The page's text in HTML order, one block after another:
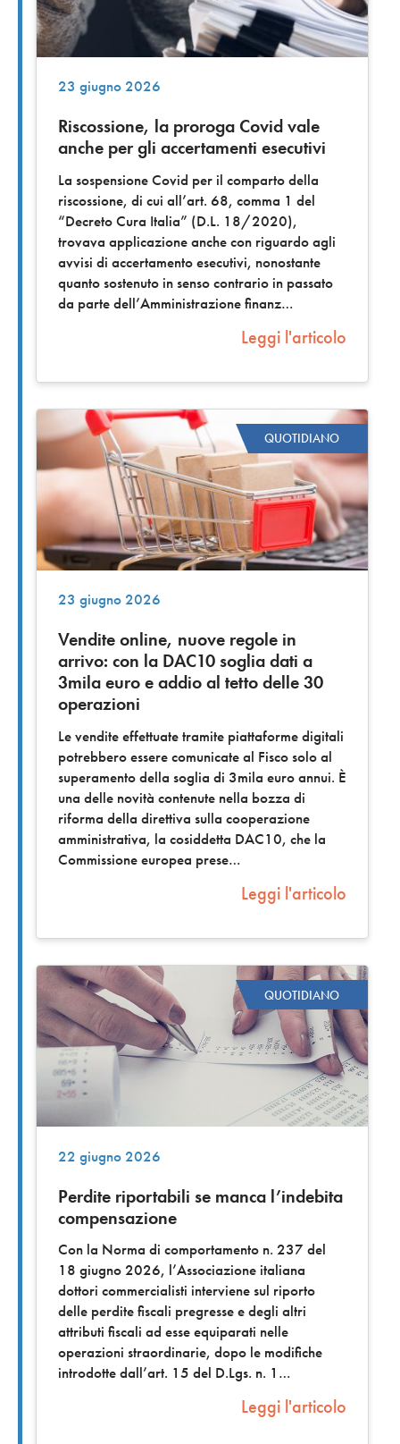
23 giugno 2026
Riscossione, la proroga Covid vale
anche per gli accertamenti esecutivi
La sospensione Covid per il comparto della
riscossione, di cui all’art. 68, comma 1 del
“Decreto Cura Italia” (D.L. 18/2020),
trovava applicazione anche con riguardo agli
avvisi di accertamento esecutivi, nonostante
quanto sostenuto in senso contrario in passato
da parte dell’Amministrazione finanz
Leggi l'articolo
QUOTIDIANO
23 giugno 2026
Vendite online, nuove regole in
arrivo: con la DAC10 soglia dati a
3mila euro e addio al tetto delle 30
operazioni
Le vendite effettuate tramite piattaforme digitali
potrebbero essere comunicate al Fisco solo al
superamento della soglia di 3mila euro annui. È
una delle novità contenute nella bozza di
riforma della direttiva sulla cooperazione
amministrativa, la cosiddetta DAC10, che la
Commissione europea prese
Leggi l'articolo
QUOTIDIANO
22 giugno 2026
Perdite riportabili se manca l’indebita
compensazione
Con la Norma di comportamento n. 237 del
18 giugno 2026, l’Associazione italiana
dottori commercialisti interviene sul riporto
delle perdite fiscali pregresse e degli altri
attributi fiscali ad esse equiparati nelle
operazioni straordinarie, dopo le modifiche
introdotte dall’art. 15 del D.Lgs. n. 1
Leggi l'articolo